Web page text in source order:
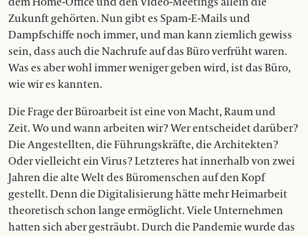
Zukunft gehörten. Nun gibt es Spam-E-Mails und
Dampfschiffe noch immer, und man kann ziemlich gewiss
sein, dass auch die Nachrufe auf das Büro verfrüht waren.
Was es aber wohl immer weniger geben wird, ist das Büro,
wie wir es kannten.
Die Frage der Büroarbeit ist eine von Macht, Raum und
Zeit. Wo und wann arbeiten wir? Wer entscheidet darüber?
Die Angestellten, die Führungskräfte, die Architekten?
Oder vielleicht ein Virus? Letzteres hat innerhalb von zwei
Jahren die alte Welt des Büromenschen auf den Kopf
gestellt. Denn die Digitalisierung hätte mehr Heimarbeit
theoretisch schon lange ermöglicht. Viele Unternehmen
hatten sich aber gesträubt. Durch die Pandemie wurde das